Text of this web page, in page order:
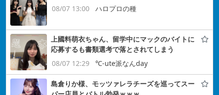
08/07 13:00 ハロプロの種
上國料萌衣ちゃん、留学中にマックのバイトに
応募するも書類選考で落とされてしまう
08/07 12:29
℃-ute派なんday
島倉りか様、モッツァレラチーズを巡ってスー